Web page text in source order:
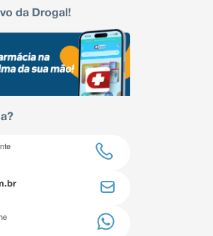
da Drogal!